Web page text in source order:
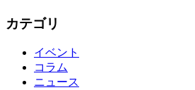
カテゴリ
イベント
コラム
ニュース